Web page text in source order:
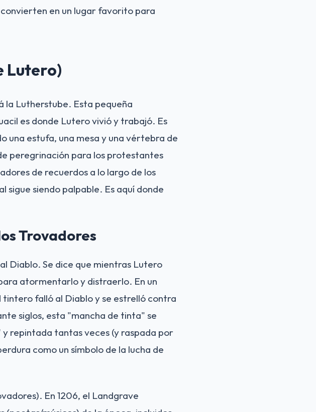
en un lugar favorito para
Lutero)
la Lutherstube. Esta pequeña
es donde Lutero vivió y trabajó. Es
una estufa, una mesa y una vértebra de
peregrinación para los protestantes
de recuerdos a lo largo de los
siendo palpable. Es aquí donde
Trovadores
Diablo. Se dice que mientras Lutero
atormentarlo y distraerlo. En un
falló al Diablo y se estrelló contra
siglos, esta "mancha de tinta" se
repintada tantas veces (y raspada por
como un símbolo de la lucha de
En 1206, el Landgrave